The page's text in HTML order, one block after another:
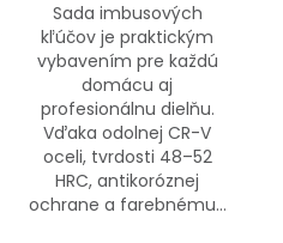
Sada imbusových
kľúčov je praktickým
vybavením pre každú
domácu aj
profesionálnu dielňu.
Vďaka odolnej CR-V
oceli, tvrdosti 48–52
HRC, antikoróznej
ochrane a farebnému...